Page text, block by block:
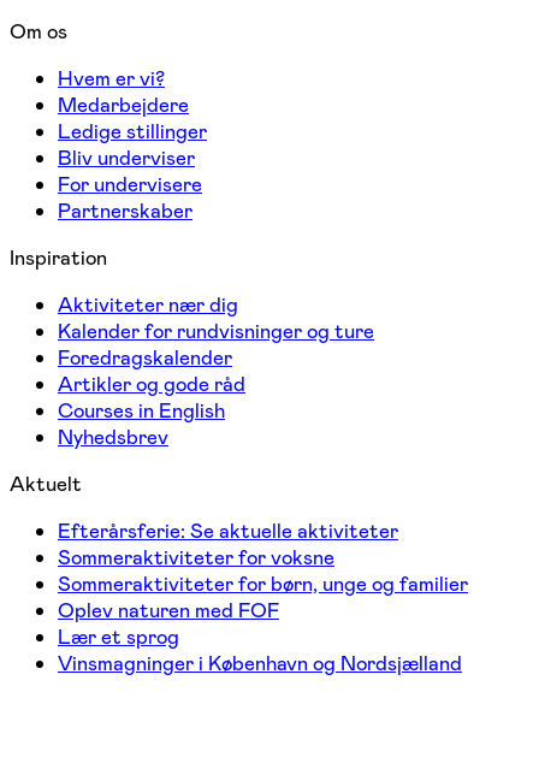
Om os
Hvem er vi?
Medarbejdere
Ledige stillinger
Bliv underviser
For undervisere
Partnerskaber
Inspiration
Aktiviteter nær dig
Kalender for rundvisninger og ture
Foredragskalender
Artikler og gode råd
Courses in English
Nyhedsbrev
Aktuelt
Efterårsferie: Se aktuelle aktiviteter
Sommeraktiviteter for voksne
Sommeraktiviteter for børn, unge og familier
Oplev naturen med FOF
Lær et sprog
Vinsmagninger i København og Nordsjælland